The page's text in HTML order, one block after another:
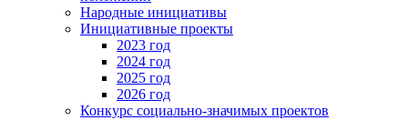
Народные инициативы
Инициативные проекты
2023 год
2024 год
2025 год
2026 год
Конкурс социально-значимых проектов